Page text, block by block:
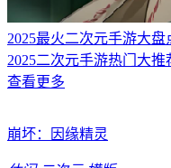
2025最火二次元手游大盘
2025二次元手游热门大
查看更多
崩坏：因缘精灵